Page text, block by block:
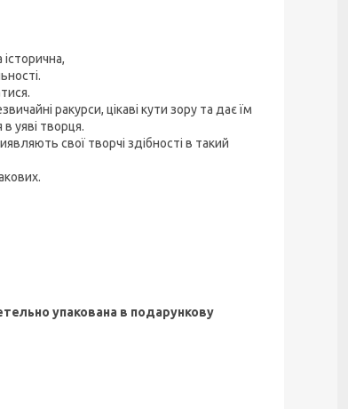
ракурси, цікаві кути зору та дає їм
уяві творця.
свої творчі здібності в такий
упакована в подарункову